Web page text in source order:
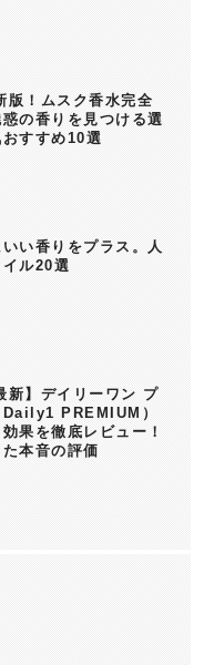
版！ムスク香水完全
の香りを見つける選
すすめ10選
い香りをプラス。人
ル20選
新】デイリーワン プ
Daily1 PREMIUM）
果を徹底レビュー！
本音の評価